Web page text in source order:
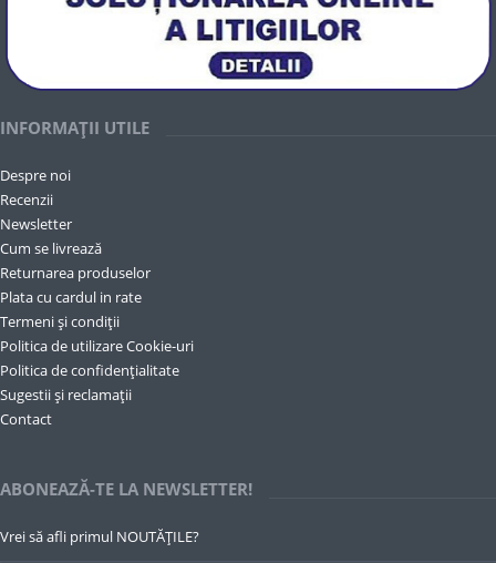
INFORMAȚII UTILE
Despre noi
Recenzii
Newsletter
Cum se livrează
Returnarea produselor
Plata cu cardul in rate
Termeni și condiții
Politica de utilizare Cookie-uri
Politica de confidențialitate
Sugestii și reclamații
Contact
ABONEAZĂ-TE LA NEWSLETTER!
Vrei să afli primul NOUTĂȚILE?